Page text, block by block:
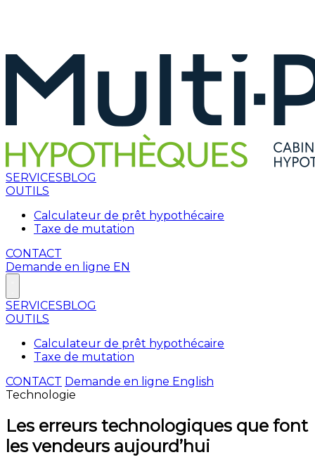
SERVICESBLOG
OUTILS
Calculateur de prêt hypothécaire
Taxe de mutation
CONTACT
Demande en ligne EN
SERVICESBLOG
OUTILS
Calculateur de prêt hypothécaire
Taxe de mutation
CONTACT Demande en ligne English
Technologie
Les erreurs technologiques que font
les vendeurs aujourd’hui